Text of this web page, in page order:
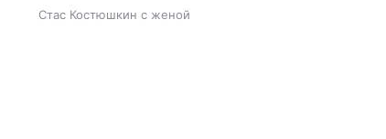
Стас Костюшкин с женой